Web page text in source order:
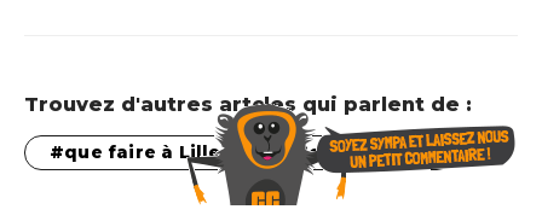
Trouvez d'autres artcles qui parlent de :
que faire à Lille Sorties à lille